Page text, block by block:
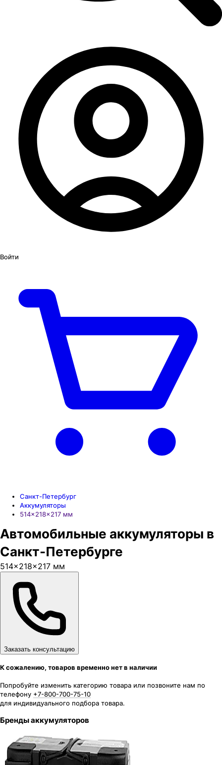
Войти
Санкт-Петербург
Аккумуляторы
514×218×217 мм
Автомобильные аккумуляторы в
Санкт-Петербурге
514×218×217 мм
Заказать консультацию
К сожалению, товаров временно нет в наличии
Попробуйте изменить категорию товара или позвоните нам по
телефону +7-800-700-75-10
для индивидуального подбора товара.
Бренды аккумуляторов